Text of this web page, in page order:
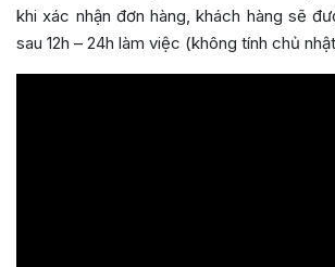
khi xác nhận đơn hàng, khách hàng sẽ
sau 12h – 24h làm việc (không tính chủ